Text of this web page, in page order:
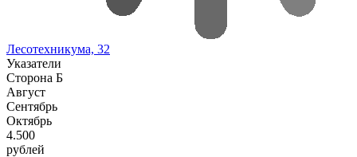
Лесотехникума, 32
Указатели
Сторона Б
Август
Сентябрь
Октябрь
4.500
рублей